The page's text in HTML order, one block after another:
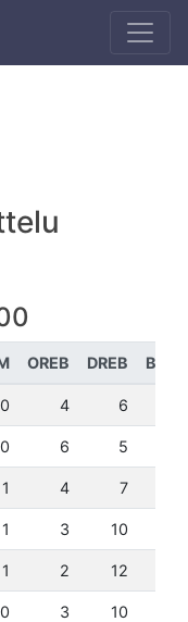
OREB DREB BLK
0 4 6
0 6 5
1 4 7
1 3 10
1 2 12
0 3 10